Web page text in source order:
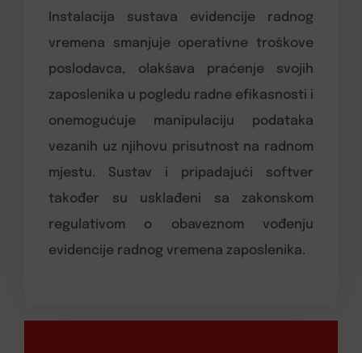
Instalacija sustava evidencije radnog
vremena smanjuje operativne troškove
poslodavca, olakšava praćenje svojih
zaposlenika u pogledu radne efikasnosti i
onemogućuje manipulaciju podataka
vezanih uz njihovu prisutnost na radnom
mjestu. Sustav i pripadajući softver
također su usklađeni sa zakonskom
regulativom o obaveznom vođenju
evidencije radnog vremena zaposlenika.